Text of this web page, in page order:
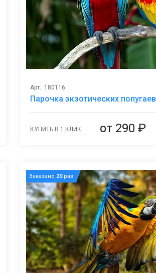
избранное
Арт.: 180116
Парочка экзотических попугаев
КУПИТЬ В 1 КЛИК от 290 ₽
Заказано 20раз